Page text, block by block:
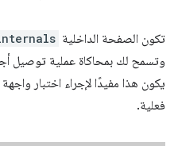
تكون الصفحة الداخلية
يكون هذا مفيدًا لإجراء اختبار
فعلية.